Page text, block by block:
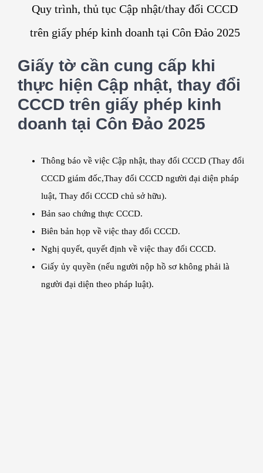
Quy trình, thủ tục Cập nhật/thay đổi CCCD
trên giấy phép kinh doanh tại Côn Đảo 2025
Giấy tờ cần cung cấp khi
thực hiện Cập nhật, thay đổi
CCCD trên giấy phép kinh
doanh tại Côn Đảo 2025
Thông báo về việc Cập nhật, thay đổi CCCD (Thay đổi
CCCD giám đốc,Thay đổi CCCD người đại diện pháp
luật, Thay đổi CCCD chủ sở hữu).
Bản sao chứng thực CCCD.
Biên bản họp về việc thay đổi CCCD.
Nghị quyết, quyết định về việc thay đổi CCCD.
Giấy ủy quyền (nếu người nộp hồ sơ không phải là
người đại diện theo pháp luật).